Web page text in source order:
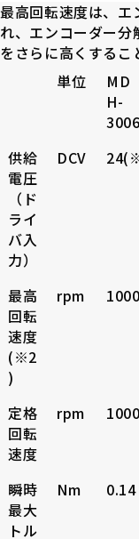
最高回転速度は、エ
れ、エンコーダー
をさらに高くするこ
単位
MD
H-
3006
供給
電圧
（ド
ライ
バ入
力）
DCV
最高
回転
速度
(※2
)
rpm 1000
定格
回転
速度
rpm 1000
瞬時
最大
トル
Nm 0.14